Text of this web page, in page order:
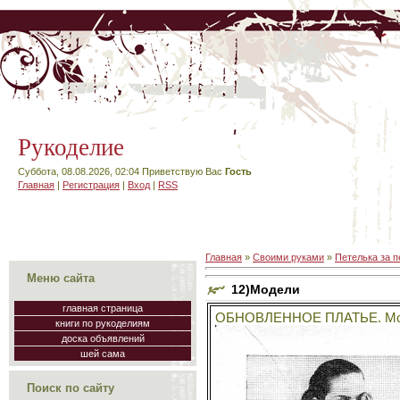
Рукоделие
Суббота, 08.08.2026, 02:04 Приветствую Вас Гость
Главная | Регистрация | Вход | RSS
Меню сайта
главная страница
книги по рукоделиям
доска объявлений
шей сама
Поиск по сайту
Главная » Своими руками » Петелька за
12)Модели
ОБНОВЛЕННОЕ ПЛАТЬЕ.